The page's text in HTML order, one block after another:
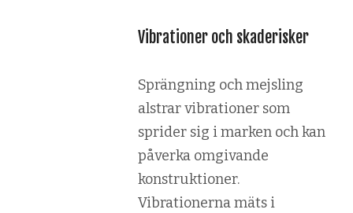
Vibrationer och skaderisker
Sprängning och mejsling
alstrar vibrationer som
sprider sig i marken och kan
påverka omgivande
konstruktioner.
Vibrationerna mäts i